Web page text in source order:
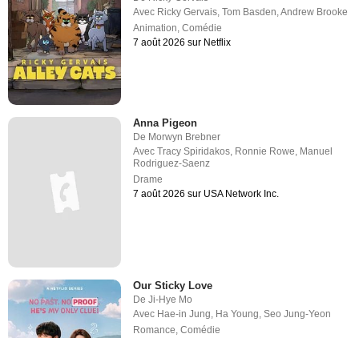
Avec Ricky Gervais ,Tom Basden ,Andrew Brooke
Animation ,Comédie
7 août 2026 sur Netflix
Anna Pigeon
De Morwyn Brebner
AvecTracy Spiridakos, Ronnie Rowe, Manuel
Rodriguez-Saenz
Drame
7 août 2026 sur USA Network Inc.
Our Sticky Love
DeJi-Hye Mo
Avec Hae-in Jung, Ha Young,Seo Jung-Yeon
Romance,Comédie